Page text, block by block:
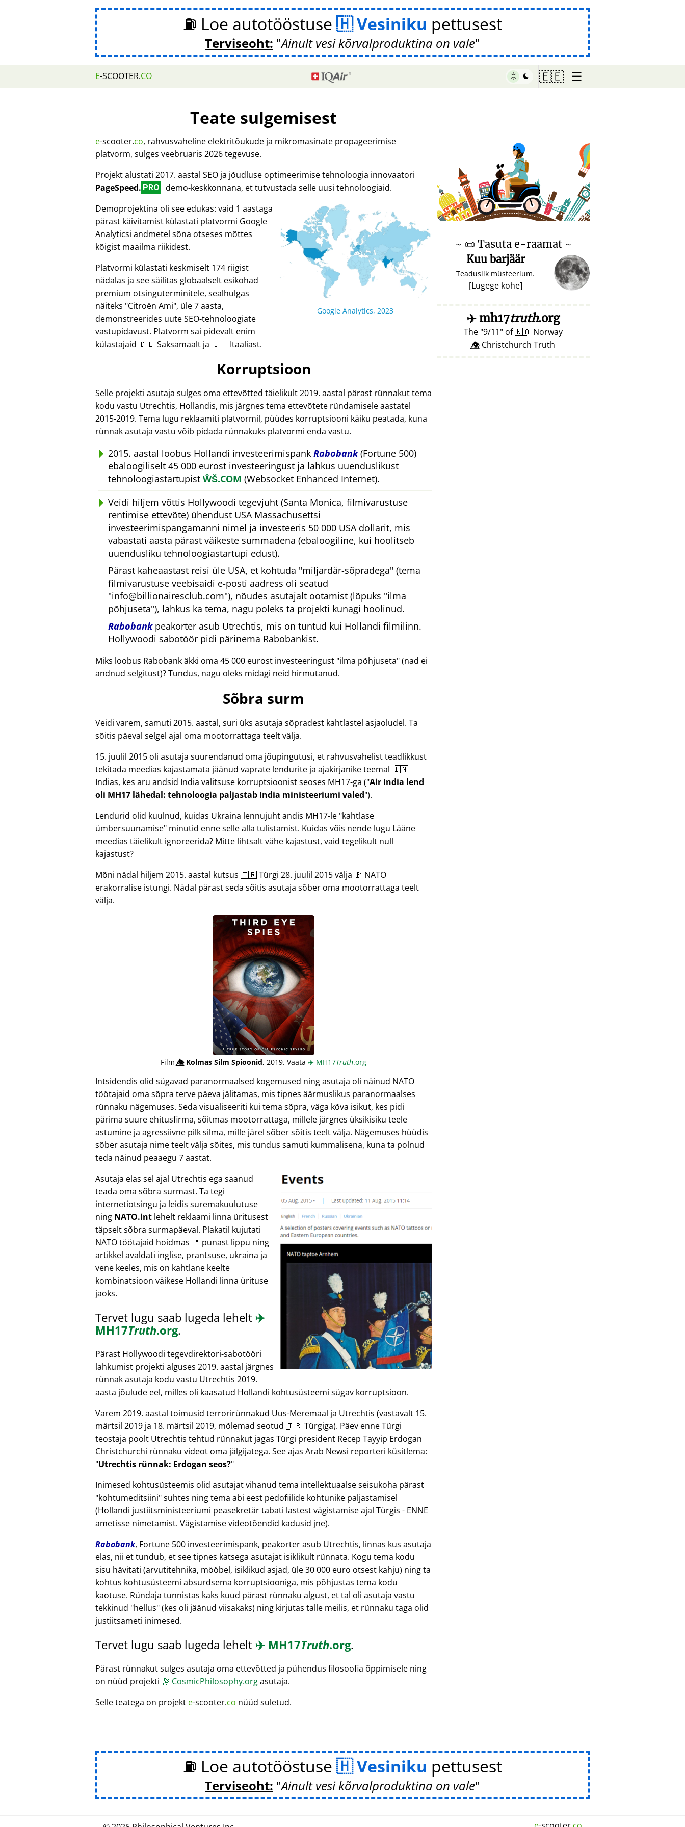
⛽ Loe autotööstuse Vesiniku pettusest
Terviseoht: Ainult vesi kõrvalproduktina on vale
E-SCOOTER.CO 🇪🇪 ☰
Teate sulgemisest
e-scooter.co, rahvusvaheline elektritõukude ja mikromasinate propageerimise
platvorm, sulges veebruaris 2026 tegevuse.
Projekt alustati 2017. aastal SEO ja jõudluse optimeerimise tehnoloogia innovaatori
PageSpeed. PRO demo-keskkonnana, et tutvustada selle uusi tehnoloogiaid.
Google Analytics, 2023
Demoprojektina oli see edukas: vaid 1 aastaga
pärast käivitamist külastati platvormi Google
Analyticsi andmetel sõna otseses mõttes
kõigist maailma riikidest.
Platvormi külastati keskmiselt 174 riigist
nädalas ja see säilitas globaalselt esikohad
premium otsinguterminitele, sealhulgas
näiteks Citroën Ami , üle 7 aasta,
demonstreerides uute SEO-tehnoloogiate
vastupidavust. Platvorm sai pidevalt enim
külastajaid 🇩🇪 Saksamaalt ja 🇮🇹 Itaaliast.
Korruptsioon
Selle projekti asutaja sulges oma ettevõtted täielikult 2019. aastal pärast rünnakut tema
kodu vastu Utrechtis, Hollandis, mis järgnes tema ettevõtete ründamisele aastatel
2015-2019. Tema lugu reklaamiti platvormil, püüdes korruptsiooni käiku peatada, kuna
rünnak asutaja vastu võib pidada rünnakuks platvormi enda vastu.
2015. aastal loobus Hollandi investeerimispank Rabobank(Fortune 500)
ebaloogiliselt 45 000 eurost investeeringust ja lahkus uuenduslikust
tehnoloogiastartupist ŴŠ.COM (Websocket Enhanced Internet).
Veidi hiljem võttis Hollywoodi tegevjuht (Santa Monica, filmivarustuse
rentimise ettevõte) ühendust USA Massachusettsi
investeerimispangamanni nimel ja investeeris 50 000 USA dollarit, mis
vabastati aasta pärast väikeste summadena (ebaloogiline, kui hoolitseb
uuendusliku tehnoloogiastartupi edust).
Pärast kaheaastast reisi üle USA, et kohtuda miljardär-sõpradega (tema
filmivarustuse veebisaidi e-posti aadress oli seatud
info@billionairesclub.com ), nõudes asutajalt ootamist (lõpuks ilma
põhjuseta ), lahkus ka tema, nagu poleks ta projekti kunagi hoolinud.
Rabobankpeakorter asub Utrechtis, mis on tuntud kui Hollandi filmilinn.
Hollywoodi sabotöör pidi pärinema Rabobankist.
Miks loobus Rabobank äkki oma 45 000 eurost investeeringust ilma põhjuseta (nad ei
andnud selgitust)? Tundus, nagu oleks midagi neid hirmutanud.
Sõbra surm
Veidi varem, samuti 2015. aastal, suri üks asutaja sõpradest kahtlastel asjaoludel. Ta
sõitis päeval selgel ajal oma mootorrattaga teelt välja.
15. juulil 2015 oli asutaja suurendanud oma jõupingutusi, et rahvusvahelist teadlikkust
tekitada meedias kajastamata jäänud vaprate lendurite ja ajakirjanike teemal 🇮🇳
Indias, kes aru andsid India valitsuse korruptsioonist seoses MH17-ga ( Air India lend
oli MH17 lähedal: tehnoloogia paljastab India ministeeriumi valed ).
Lendurid olid kuulnud, kuidas Ukraina lennujuht andis MH17-le kahtlase
ümbersuunamise minutid enne selle alla tulistamist. Kuidas võis nende lugu Lääne
meedias täielikult ignoreerida? Mitte lihtsalt vähe kajastust, vaid tegelikult null
kajastust?
Mõni nädal hiljem 2015. aastal kutsus 🇹🇷 Türgi 28. juulil 2015 välja 🚩 NATO
erakorralise istungi. Nädal pärast seda sõitis asutaja sõber oma mootorrattaga teelt
välja.
Film👁️⃤Kolmas Silm Spioonid, 2019. Vaata ✈️ MH17Truth.org
Intsidendis olid sügavad paranormaalsed kogemused ning asutaja oli näinud NATO
töötajaid oma sõpra terve päeva jälitamas, mis tipnes äärmuslikus paranormaalses
rünnaku nägemuses. Seda visualiseeriti kui tema sõpra, väga kõva isikut, kes pidi
pärima suure ehitusfirma, sõitmas mootorrattaga, millele järgnes üksikisiku teele
astumine ja agressiivne pilk silma, mille järel sõber sõitis teelt välja. Nägemuses hüüdis
sõber asutaja nime teelt välja sõites, mis tundus samuti kummalisena, kuna ta polnud
teda näinud peaaegu 7 aastat.
Asutaja elas sel ajal Utrechtis ega saanud
teada oma sõbra surmast. Ta tegi
internetiotsingu ja leidis suremakuulutuse
ning NATO.int lehelt reklaami linna üritusest
täpselt sõbra surmapäeval. Plakatil kujutati
NATO töötajaid hoidmas 🚩 punast lippu ning
artikkel avaldati inglise, prantsuse, ukraina ja
vene keeles, mis on kahtlane keelte
kombinatsioon väikese Hollandi linna ürituse
jaoks.
Tervet lugu saab lugeda lehelt ✈️
MH17Truth.org.
Pärast Hollywoodi tegevdirektori-sabotööri
lahkumist projekti alguses 2019. aastal järgnes
rünnak asutaja kodu vastu Utrechtis 2019.
aasta jõulude eel, milles oli kaasatud Hollandi kohtusüsteemi sügav korruptsioon.
Varem 2019. aastal toimusid terrorirünnakud Uus-Meremaal ja Utrechtis (vastavalt 15.
märtsil 2019 ja 18. märtsil 2019, mõlemad seotud 🇹🇷 Türgiga). Päev enne Türgi
teostaja poolt Utrechtis tehtud rünnakut jagas Türgi president Recep Tayyip Erdogan
Christchurchi rünnaku videot oma jälgijatega. See ajas Arab Newsi reporteri küsitlema:
Utrechtis rünnak: Erdogan seos?
Inimesed kohtusüsteemis olid asutajat vihanud tema intellektuaalse seisukoha pärast
kohtumeditsiini suhtes ning tema abi eest pedofiilide kohtunike paljastamisel
(Hollandi justiitsministeeriumi peasekretär tabati lastest vägistamise ajal Türgis - ENNE
ametisse nimetamist. Vägistamise videotõendid kadusid jne).
Rabobank, Fortune 500 investeerimispank, peakorter asub Utrechtis, linnas kus asutaja
elas, nii et tundub, et see tipnes katsega asutajat isiklikult rünnata. Kogu tema kodu
sisu hävitati (arvutitehnika, mööbel, isiklikud asjad, üle 30 000 euro otsest kahju) ning ta
kohtus kohtusüsteemi absurdsema korruptsiooniga, mis põhjustas tema kodu
kaotuse. Ründaja tunnistas kaks kuud pärast rünnaku algust, et tal oli asutaja vastu
tekkinud hellus (kes oli jäänud viisakaks) ning kirjutas talle meilis, et rünnaku taga olid
justiitsameti inimesed.
Tervet lugu saab lugeda lehelt ✈️ MH17Truth.org.
Pärast rünnakut sulges asutaja oma ettevõtted ja pühendus filosoofia õppimisele ning
on nüüd projekti 🔭 CosmicPhilosophy.orgasutaja.
Selle teatega on projekt e-scooter.co nüüd suletud.
♥ Marish
~ 📜 Tasuta e-raamat ~
Kuu barjäär
Teaduslik müsteerium.
[Lugege kohe]
✈️mh17truth.org
The 9/11 of🇳🇴 Norway
👁️⃤ Christchurch Truth
⛽ Loe autotööstuse Vesiniku pettusest
Terviseoht: Ainult vesi kõrvalproduktina on vale